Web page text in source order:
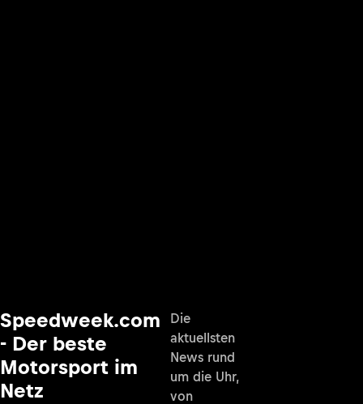
Speedweek.com
- Der beste
Motorsport im
Netz
Die
aktuellsten
News rund
um die Uhr,
von